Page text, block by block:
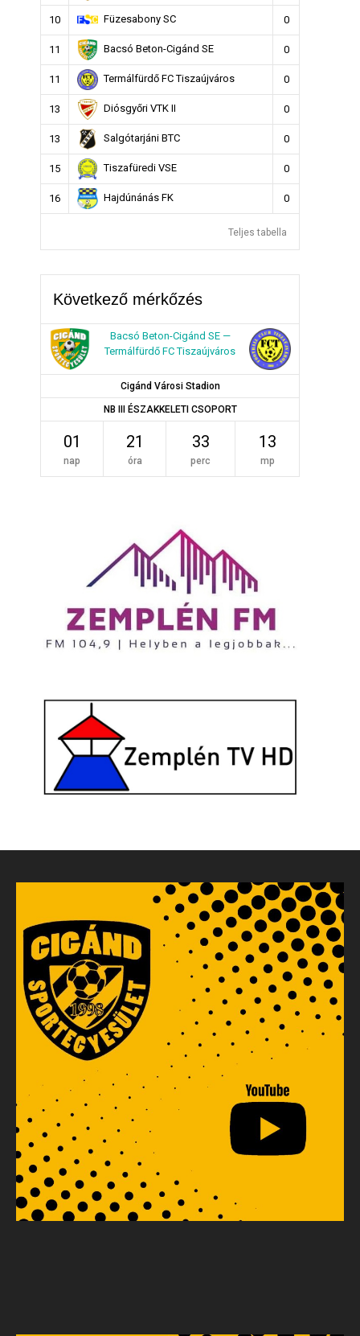
10 Füzesabony SC 0
11 Bacsó Beton-Cigánd SE 0
11 Termálfürdő FC Tiszaújváros 0
13 Diósgyőri VTK II 0
13 Salgótarjáni BTC 0
15 Tiszafüredi VSE 0
16 Hajdúnánás FK 0
Teljes tabella
Következő mérkőzés
Bacsó Beton-Cigánd SE —
Termálfürdő FC Tiszaújváros
Cigánd Városi Stadion
NB III ÉSZAKKELETI CSOPORT
01
nap
21
óra
33
perc
13
mp